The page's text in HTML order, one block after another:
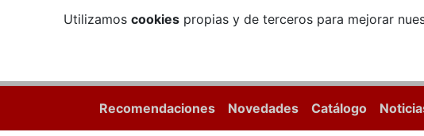
Utilizamos cookiespropias y de terceros para mejorar
Recomendaciones Novedades Catálogo